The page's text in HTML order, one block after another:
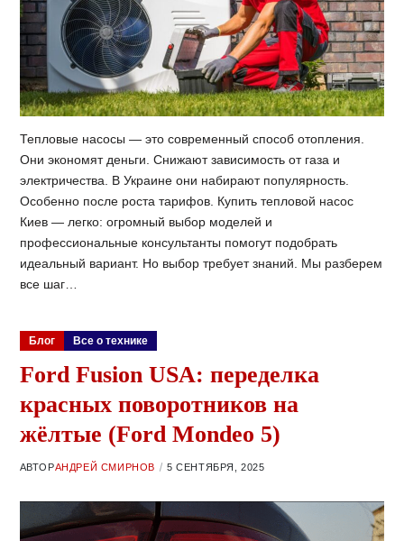
Тепловые насосы — это современный способ отопления.
Они экономят деньги. Снижают зависимость от газа и
электричества. В Украине они набирают популярность.
Особенно после роста тарифов. Купить тепловой насос
Киев — легко: огромный выбор моделей и
профессиональные консультанты помогут подобрать
идеальный вариант. Но выбор требует знаний. Мы разберем
все шаг…
Блог Все о технике
Ford Fusion USA: переделка
красных поворотников на
жёлтые (Ford Mondeo 5)
АВТОРАНДРЕЙ СМИРНОВ 5 СЕНТЯБРЯ, 2025